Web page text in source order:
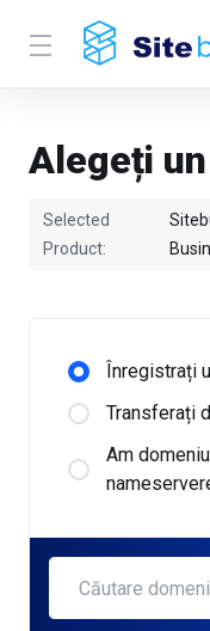
Alegeți
Selected
Product:
Înregistrați
Transferați
Am